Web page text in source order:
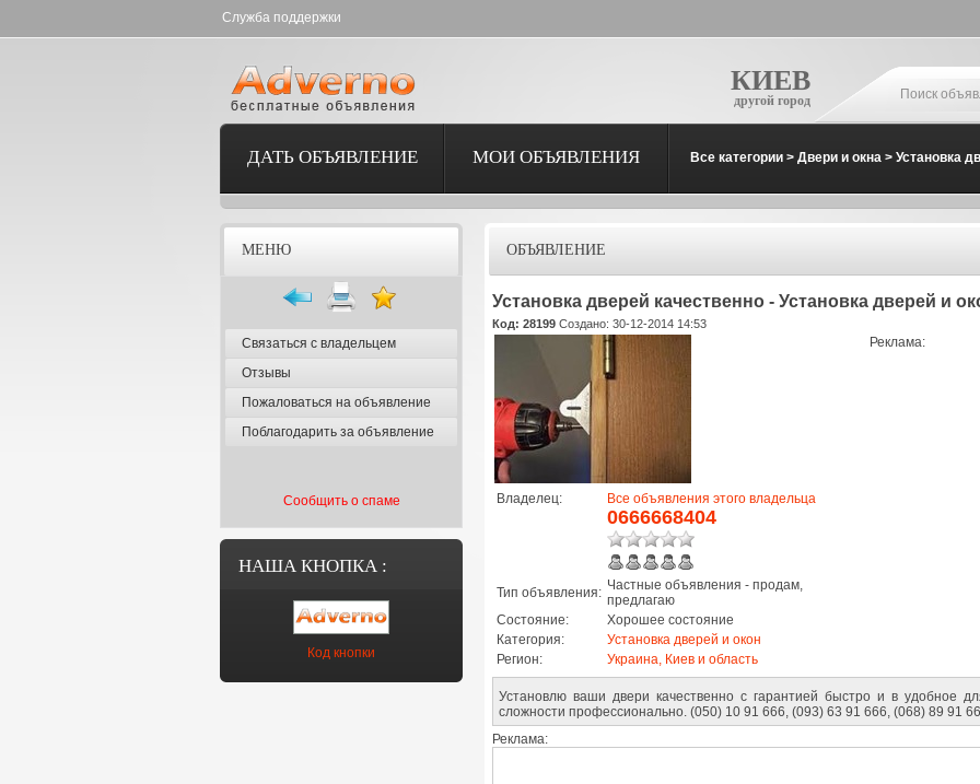
Служба поддержки
КИЕВ
другой город
ДАТЬ ОБЪЯВЛЕНИЕ МОИ ОБЪЯВЛЕНИЯ Все категории > Двери и окна > Установка
МЕНЮ
Связаться с владельцем
Отзывы
Пожаловаться на объявление
Поблагодарить за объявление
Сообщить о спаме
НАША КНОПКА :
Код кнопки
ОБЪЯВЛЕНИЕ
Установка дверей качественно - Установка дверей и
Код: 28199 Создано: 30-12-2014 14:53
Владелец: Все объявления этого владельца
0666668404
Тип объявления: Частные объявления - продам,
предлагаю
Состояние:
Хорошее состояние
Категория:
Установка дверей и окон
Регион:
Украина, Киев и область
Реклама:
Установлю ваши двери качественно с гарантией быстро и в удобное
сложности профессионально. (050) 10 91 666, (093) 63 91 666, (068) 89 91
Реклама: